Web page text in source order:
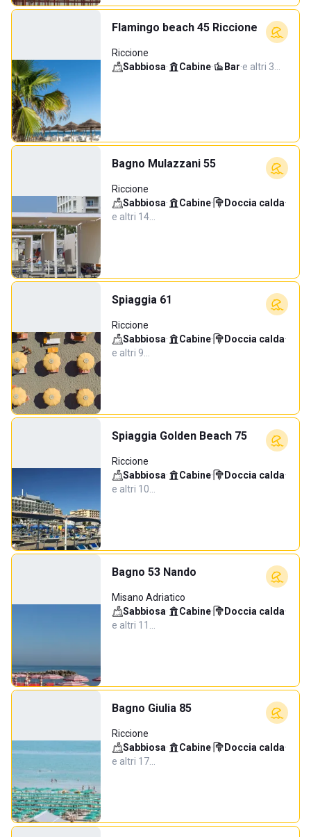
Flamingo beach 45 Riccione
Riccione
Sabbiosa· Cabine· Bar·e altri 3…
Bagno Mulazzani 55
Riccione
Sabbiosa· Cabine· Doccia calda·
e altri 14…
Spiaggia 61
Riccione
Sabbiosa· Cabine· Doccia calda·
e altri 9…
Spiaggia Golden Beach 75
Riccione
Sabbiosa· Cabine· Doccia calda·
e altri 10…
Bagno 53 Nando
Misano Adriatico
Sabbiosa· Cabine· Doccia calda·
e altri 11…
Bagno Giulia 85
Riccione
Sabbiosa· Cabine· Doccia calda·
e altri 17…